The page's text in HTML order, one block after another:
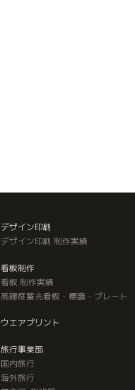
デザイン印刷
デザイン印刷 制作実績
看板制作
看板 制作実績
高輝度蓄光看板・標識・プレート
ウエアプリント
旅行事業部
国内旅行
海外旅行